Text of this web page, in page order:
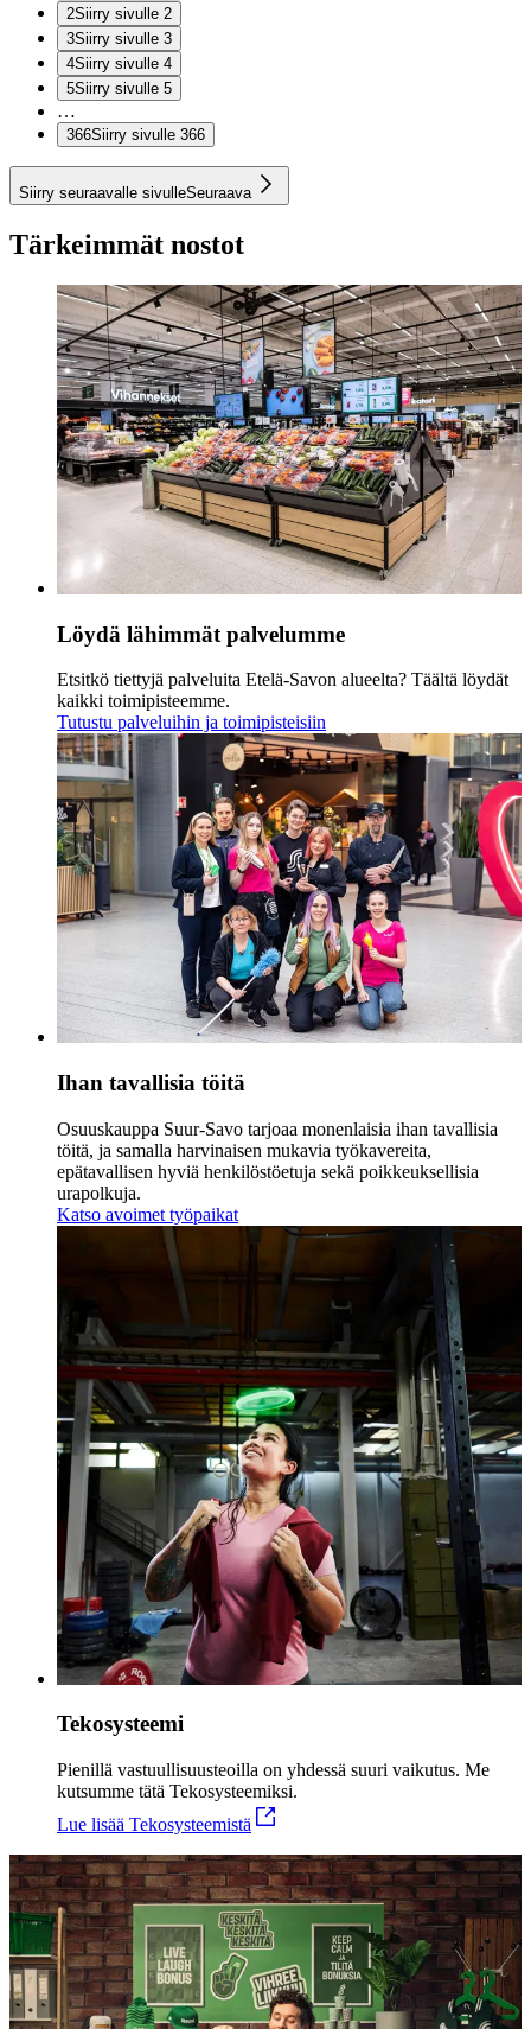
2Siirry sivulle 2
3Siirry sivulle 3
4Siirry sivulle 4
5Siirry sivulle 5
…
366Siirry sivulle 366
Siirry seuraavalle sivulleSeuraava
Tärkeimmät nostot
Löydä lähimmät palvelumme
Etsitkö tiettyjä palveluita Etelä-Savon alueelta? Täältä löydät
kaikki toimipisteemme.
Tutustu palveluihin ja toimipisteisiin
Ihan tavallisia töitä
Osuuskauppa Suur-Savo tarjoaa monenlaisia ihan tavallisia
töitä, ja samalla harvinaisen mukavia työkavereita,
epätavallisen hyviä henkilöstöetuja sekä poikkeuksellisia
urapolkuja.
Katso avoimet työpaikat
Tekosysteemi
Pienillä vastuullisuusteoilla on yhdessä suuri vaikutus. Me
kutsumme tätä Tekosysteemiksi.
Lue lisää Tekosysteemistä